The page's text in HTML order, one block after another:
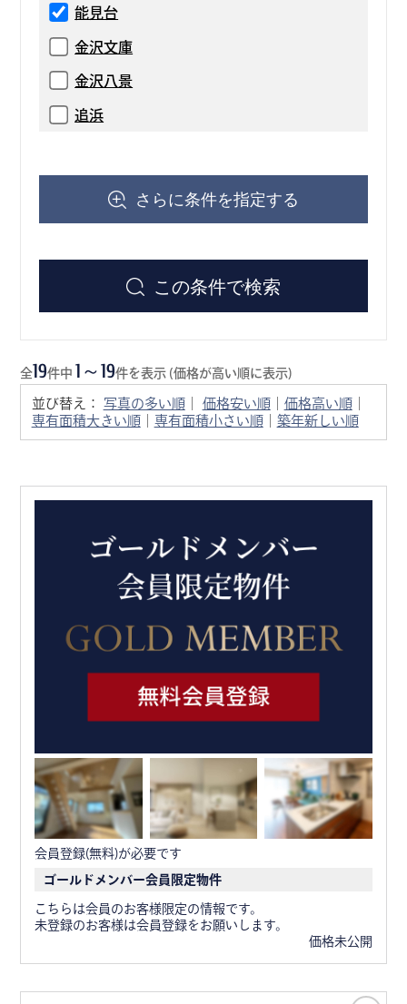
能見台
金沢文庫
金沢八景
追浜
さらに条件を指定する
この条件で検索
全19件中 1～19件を表示 (価格が高い順に表示)
並び替え： 写真の多い順 価格安い順 価格高い順
専有面積大きい順
専有面積小さい順 築年新しい順
会員登録(無料)が必要です
ゴールドメンバー会員限定物件
こちらは会員のお客様限定の情報です。
未登録のお客様は会員登録をお願いします。
価格未公開